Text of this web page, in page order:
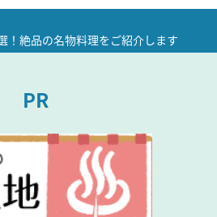
！絶品の名物料理をご紹介します
PR